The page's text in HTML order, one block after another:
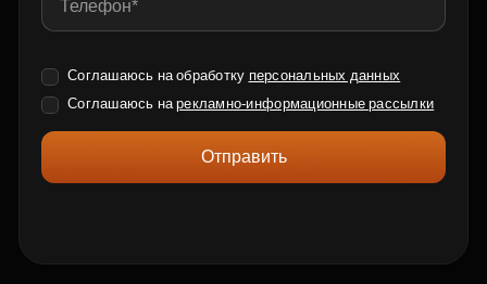
Соглашаюсь на обработку персональных данных
Соглашаюсь нарекламно-информационные рассылки
Отправить